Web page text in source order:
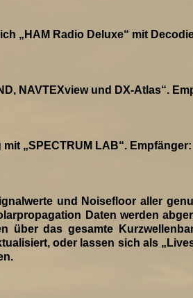
„HAM Radio Deluxe“ mit
NAVTEXview und DX-Atlas“.
„SPECTRUM LAB“.
und Noisefloor aller
Daten werden
über das gesamte
oder lassen sich als